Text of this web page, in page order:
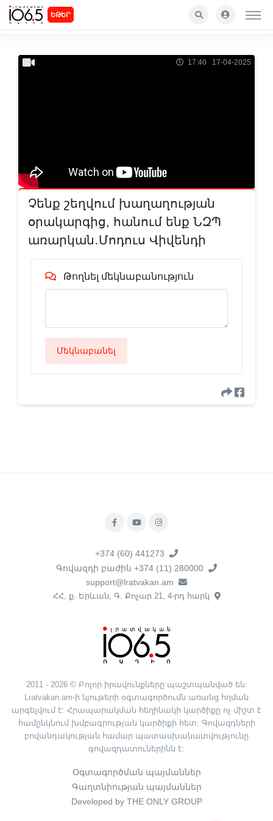
ԵԹԵՐ
17:40 17-04-2025
Չենք շեղվում խաղաղության
օրակարգից, հանում ենք ՆԶՊ
առարկան․Մոդուս Վիվենդի
Թողնել մեկնաբանություն
Մեկնաբանել
+374 (60) 441273
Գովազդի բաժին +374 (11) 280000
support@lratvakan.am
ՀՀ, ք. Երևան, Գ. Քոչար 21, 4-րդ հարկ
2011 - 2026 © Բոլոր իրավունքները պաշտպանված են:
Lratvakan.am-ի նյութերի օգտագործումն առանց հղման
արգելվում է: Հրապարակման հեղինակի կարծիքը ոչ միշտ է
համընկնում խմբագրության կարծիքի հետ: Գովազդների
բովանդակության համար պատասխանատվությունը
գովազդատուներինն է:
Օգտագործման պայմաններ
Գաղտնիության պայմաններ
Developed by THE ONLY GROUP